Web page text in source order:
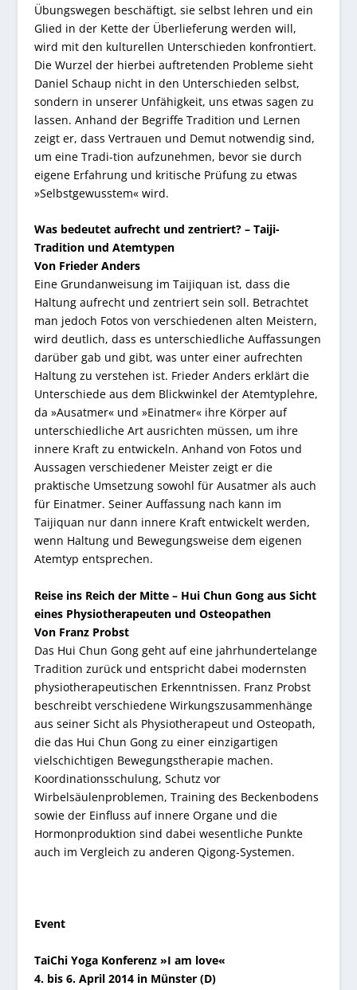
Übungswegen beschäftigt, sie selbst lehren und ein
Glied in der Kette der Überlieferung werden will,
wird mit den kulturellen Unterschieden konfrontiert.
Die Wurzel der hierbei auftretenden Probleme sieht
Daniel Schaup nicht in den Unterschieden selbst,
sondern in unserer Unfähigkeit, uns etwas sagen zu
lassen. Anhand der Begriffe Tradition und Lernen
zeigt er, dass Vertrauen und Demut notwendig sind,
um eine Tradi-tion aufzunehmen, bevor sie durch
eigene Erfahrung und kritische Prüfung zu etwas
»Selbstgewusstem« wird.
Was bedeutet aufrecht und zentriert? – Taiji-
Tradition und Atemtypen
Von Frieder Anders
Eine Grundanweisung im Taijiquan ist, dass die
Haltung aufrecht und zentriert sein soll. Betrachtet
man jedoch Fotos von verschiedenen alten Meistern,
wird deutlich, dass es unterschiedliche Auffassungen
darüber gab und gibt, was unter einer aufrechten
Haltung zu verstehen ist. Frieder Anders erklärt die
Unterschiede aus dem Blickwinkel der Atemtyplehre,
da »Ausatmer« und »Einatmer« ihre Körper auf
unterschiedliche Art ausrichten müssen, um ihre
innere Kraft zu entwickeln. Anhand von Fotos und
Aussagen verschiedener Meister zeigt er die
praktische Umsetzung sowohl für Ausatmer als auch
für Einatmer. Seiner Auffassung nach kann im
Taijiquan nur dann innere Kraft entwickelt werden,
wenn Haltung und Bewegungsweise dem eigenen
Atemtyp entsprechen.
Reise ins Reich der Mitte – Hui Chun Gong aus Sicht
eines Physiotherapeuten und Osteopathen
Von Franz Probst
Das Hui Chun Gong geht auf eine jahrhundertelange
Tradition zurück und entspricht dabei modernsten
physiotherapeutischen Erkenntnissen. Franz Probst
beschreibt verschiedene Wirkungszusammenhänge
aus seiner Sicht als Physiotherapeut und Osteopath,
die das Hui Chun Gong zu einer einzigartigen
vielschichtigen Bewegungstherapie machen.
Koordinationsschulung, Schutz vor
Wirbelsäulenproblemen, Training des Beckenbodens
sowie der Einfluss auf innere Organe und die
Hormonproduktion sind dabei wesentliche Punkte
auch im Vergleich zu anderen Qigong-Systemen.
Event
TaiChi Yoga Konferenz »I am love«
4. bis 6. April 2014 in Münster (D)